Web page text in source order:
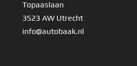
Topaaslaan
3523 AW Utrecht
info@autobaak.nl